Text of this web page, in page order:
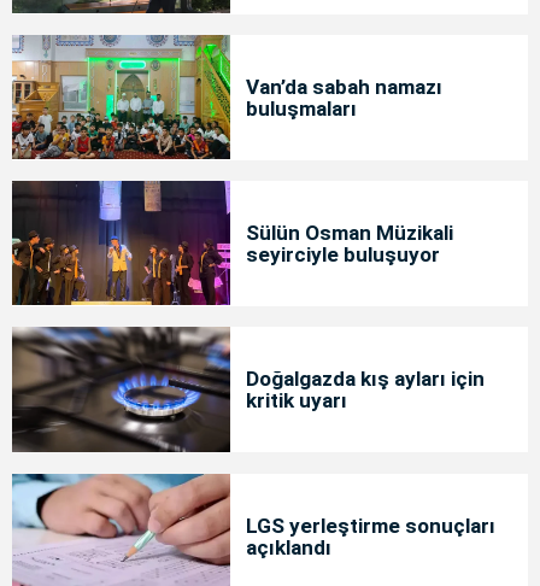
Van’da sabah namazı
buluşmaları
Sülün Osman Müzikali
seyirciyle buluşuyor
Doğalgazda kış ayları için
kritik uyarı
LGS yerleştirme sonuçları
açıklandı